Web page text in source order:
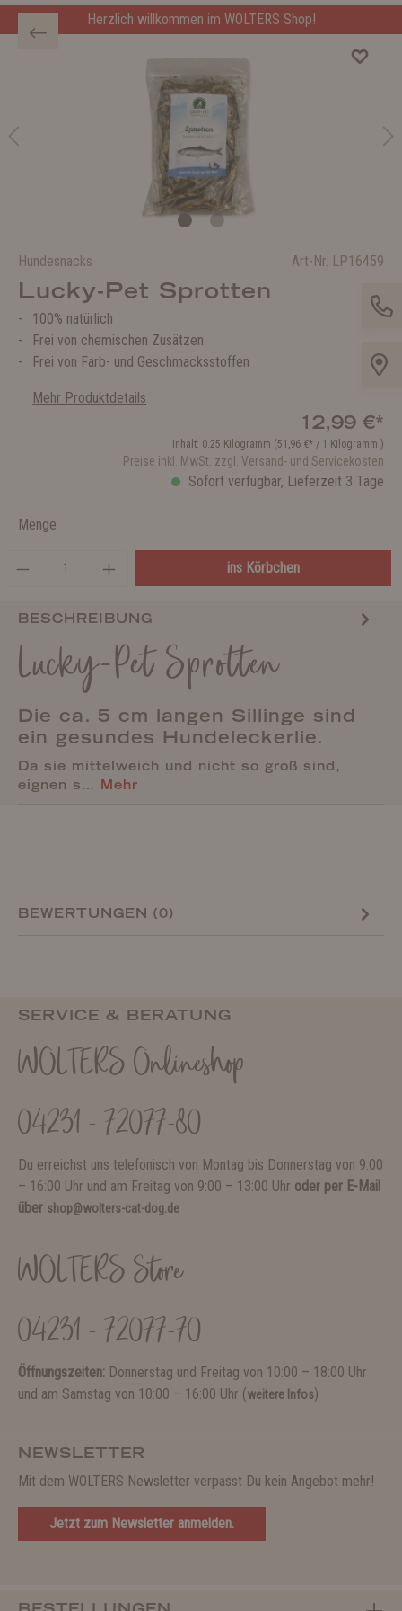
Herzlich willkommen im WOLTERS Shop!
Hundesnacks Art-Nr. LP16459
Lucky-Pet Sprotten
100% natürlich
Frei von chemischen Zusätzen
Frei von Farb- und Geschmacksstoffen
Mehr Produktdetails
12,99 €*
Inhalt: 0.25 Kilogramm (51,96 €* / 1 Kilogramm )
Preise inkl. MwSt. zzgl. Versand- und Servicekosten
Sofort verfügbar, Lieferzeit 3 Tage
Menge
ins Körbchen
BESCHREIBUNG
Lucky-Pet Sprotten
Die ca. 5 cm langen Sillinge sind
ein gesundes Hundeleckerlie.
Da sie mittelweich und nicht so groß sind,
eignen s… Mehr
BEWERTUNGEN (0)
SERVICE & BERATUNG
WOLTERS Onlineshop
04231 - 72077-80
Du erreichst uns telefonisch von Montag bis Donnerstag von 9:00
– 16:00 Uhr und am Freitag von 9:00 – 13:00 Uhr oder per E-Mail
über shop@wolters-cat-dog.de
WOLTERS Store
04231 - 72077-70
Öffnungszeiten: Donnerstag und Freitag von 10:00 – 18:00 Uhr
und am Samstag von 10:00 – 16:00 Uhr (weitere Infos)
NEWSLETTER
Mit dem WOLTERS Newsletter verpasst Du kein Angebot mehr!
Jetzt zum Newsletter anmelden.